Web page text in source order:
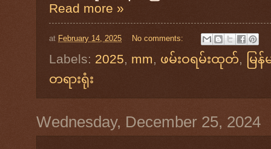
Read more »
at February 14, 2025 No comments:
Labels: 2025, mm, ဖမ်းဝရမ်းထုတ်,
မြ
တရားရုံး
Wednesday, December 25, 2024